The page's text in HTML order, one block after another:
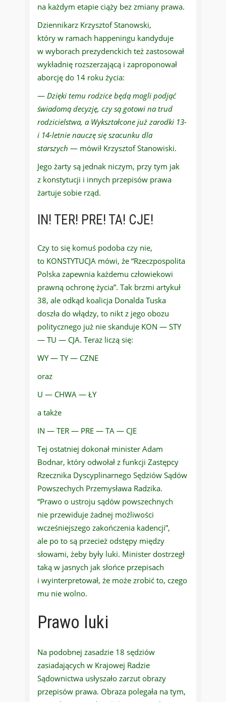
na każdym etapie ciąży bez zmiany prawa.
Dziennikarz Krzysztof Stanowski,
który w ramach happeningu kandyduje
w wyborach prezydenckich też zastosował
wykładnię rozszerzającą i zaproponował
aborcję do 14 roku życia:
— Dzięki temu rodzice będą mogli podjąć
świadomą decyzję, czy są gotowi na trud
rodzicielstwa, a Wykształcone już zarodki 13-
i 14-letnie nauczę się szacunku dla
starszych — mówił Krzysztof Stanowiski.
Jego żarty są jednak niczym, przy tym jak
z konstytucji i innych przepisów prawa
żartuje sobie rząd.
IN! TER! PRE! TA! CJE!
Czy to się komuś podoba czy nie,
to KONSTYTUCJA mówi, że “Rzeczpospolita
Polska zapewnia każdemu człowiekowi
prawną ochronę życia”. Tak brzmi artykuł
38, ale odkąd koalicja Donalda Tuska
doszła do włądzy, to nikt z jego obozu
politycznego już nie skanduje KON — STY
— TU — CJA. Teraz liczą się:
WY — TY — CZNE
oraz
U — CHWA — ŁY
a także
IN — TER — PRE — TA — CJE
Tej ostatniej dokonał minister Adam
Bodnar, który odwołał z funkcji Zastępcy
Rzecznika Dyscyplinarnego Sędziów Sądów
Powszechych Przemysława Radzika.
“Prawo o ustroju sądów powszechnych
nie przewiduje żadnej możliwości
wcześniejszego zakończenia kadencji”,
ale po to są przecież odstępy między
słowami, żeby były luki. Minister dostrzegł
taką w jasnych jak słońce przepisach
i wyinterpretował, że może zrobić to, czego
mu nie wolno.
Prawo luki
Na podobnej zasadzie 18 sędziów
zasiadających w Krajowej Radzie
Sądownictwa usłyszało zarzut obrazy
przepisów prawa. Obraza polegała na tym,